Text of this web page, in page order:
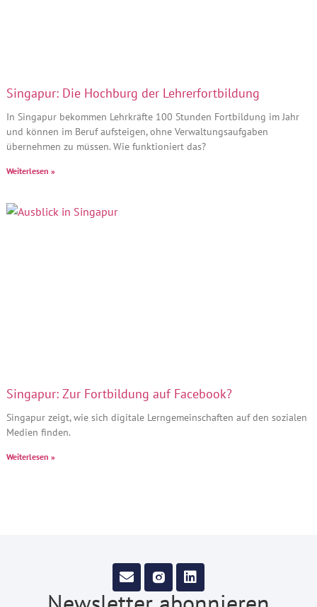
Singapur: Die Hochburg der Lehrerfortbildung
In Singapur bekommen Lehrkräfte 100 Stunden Fortbildung im Jahr
und können im Beruf aufsteigen, ohne Verwaltungsaufgaben
übernehmen zu müssen. Wie funktioniert das?
Weiterlesen »
Singapur: Zur Fortbildung auf Facebook?
Singapur zeigt, wie sich digitale Lerngemeinschaften auf den sozialen
Medien finden.
Weiterlesen »